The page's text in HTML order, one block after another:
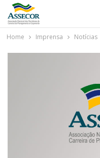
Home Imprensa Notícias